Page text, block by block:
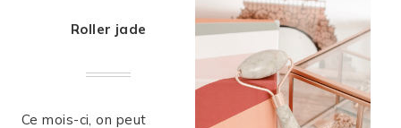
Roller jade
Ce mois-ci, on peut